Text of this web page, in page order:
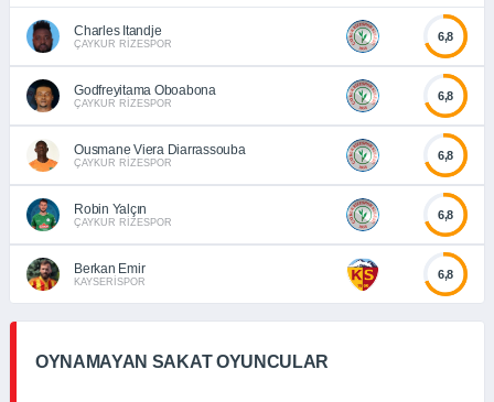
Charles Itandje
ÇAYKUR RİZESPOR
6,8
Godfreyitama Oboabona
ÇAYKUR RİZESPOR
6,8
Ousmane Viera Diarrassouba
ÇAYKUR RİZESPOR
6,8
Robin Yalçın
ÇAYKUR RİZESPOR
6,8
Berkan Emir
KAYSERİSPOR
6,8
OYNAMAYAN SAKAT OYUNCULAR